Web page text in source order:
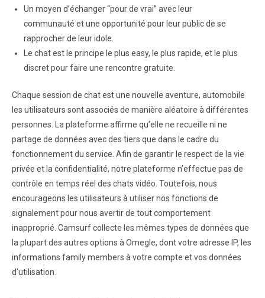
Un moyen d’échanger “pour de vrai” avec leur
communauté et une opportunité pour leur public de se
rapprocher de leur idole.
Le chat est le principe le plus easy, le plus rapide, et le plus
discret pour faire une rencontre gratuite.
Chaque session de chat est une nouvelle aventure, automobile
les utilisateurs sont associés de manière aléatoire à différentes
personnes. La plateforme affirme qu’elle ne recueille ni ne
partage de données avec des tiers que dans le cadre du
fonctionnement du service. Afin de garantir le respect de la vie
privée et la confidentialité, notre plateforme n’effectue pas de
contrôle en temps réel des chats vidéo. Toutefois, nous
encourageons les utilisateurs à utiliser nos fonctions de
signalement pour nous avertir de tout comportement
inapproprié. Camsurf collecte les mêmes types de données que
la plupart des autres options à Omegle, dont votre adresse IP, les
informations family members à votre compte et vos données
d’utilisation.